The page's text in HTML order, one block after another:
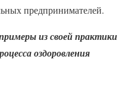
предпринимателей.
из своей практики
оздоровления